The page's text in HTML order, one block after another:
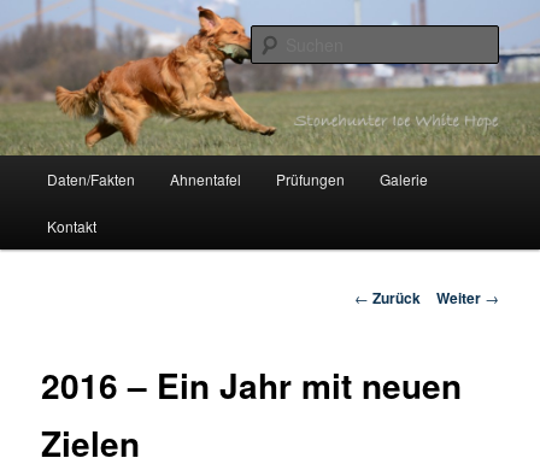
Zum
Inhalt
wechseln
Stonehunter Ice White Hope
Daten/Fakten Ahnentafel Prüfungen Galerie
Kontakt
Beitrags-
← Zurück Weiter →
2016 – Ein Jahr mit neuen
Zielen